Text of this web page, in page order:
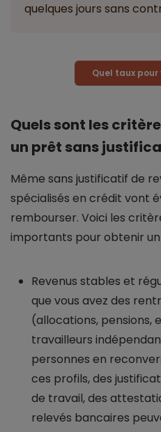
quelques jours sans
Quel taux
Quels sont les
un prêt sans
Même sans justificatif de
spécialisés en crédit vont
rembourser. Voici les
importants pour obtenir
Revenus stables et
que vous avez des
(allocations, pensions,
travailleurs
personnes en
ces profils, des
de travail, des
relevés bancaires